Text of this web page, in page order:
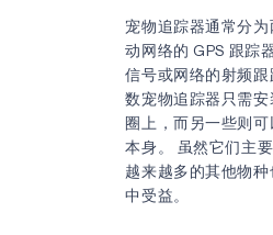
宠物追踪器通常分
动网络的 GPS 跟踪
信号或网络的射频跟
数宠物追踪器只需安
圈上，而另一些则
本身。 虽然它们主
越来越多的其他物
中受益。